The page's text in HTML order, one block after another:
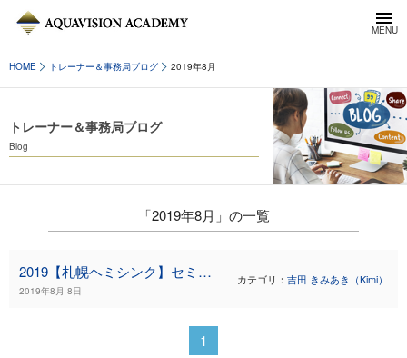
HOME トレーナー＆事務局ブログ 2019年8月
トレーナー＆事務局ブログ
Blog
「2019年8月」の一覧
2019【札幌ヘミシンク】セミナー再開のお知らせ
2019年8月 8日
カテゴリ： 吉田 きみあき（Kimi）
1